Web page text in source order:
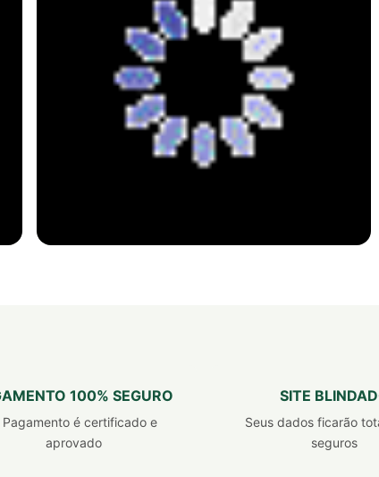
que possui propriedades hidratantes e
estimulantes de colágeno.
100% SEGURO
Pagamento é certificado e
aprovado
SITE
Seus dados ficarão
seguros